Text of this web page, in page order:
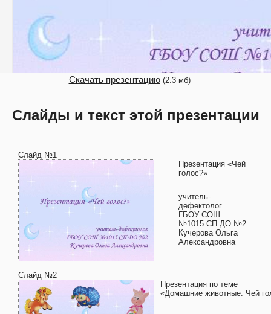
Скачать презентацию(2.3 мб)
Слайды и текст этой презентации
Слайд №1
Презентация «Чей
голос?»
учитель-
дефектолог
ГБОУ СОШ
№1015 СП ДО №2
Кучерова Ольга
Александровна
Слайд №2
Презентация по теме
«Домашние животные. Чей